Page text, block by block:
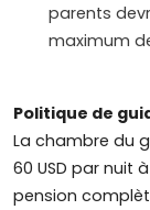
parents
maximum
Politique de
La chambre du
60 USD par nuit
pension